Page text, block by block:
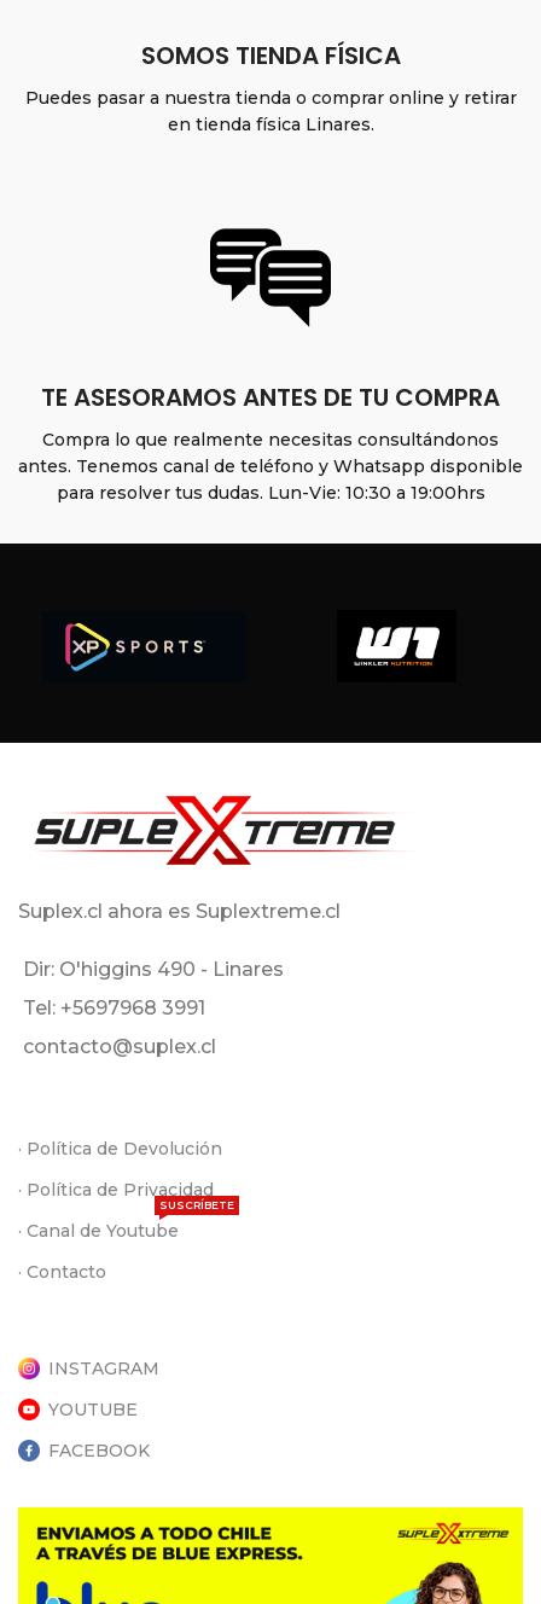
SOMOS TIENDA FÍSICA
Puedes pasar a nuestra tienda o comprar online y retirar
en tienda física Linares.
TE ASESORAMOS ANTES DE TU COMPRA
Compra lo que realmente necesitas consultándonos
antes. Tenemos canal de teléfono y Whatsapp disponible
para resolver tus dudas. Lun-Vie: 10:30 a 19:00hrs
Suplex.cl ahora es Suplextreme.cl
Dir: O'higgins 490 - Linares
Tel: +5697968 3991
contacto@suplex.cl
· Política de Devolución
· Política de Privacidad
· Canal de Youtube
SUSCRÍBETE
· Contacto
INSTAGRAM
YOUTUBE
FACEBOOK